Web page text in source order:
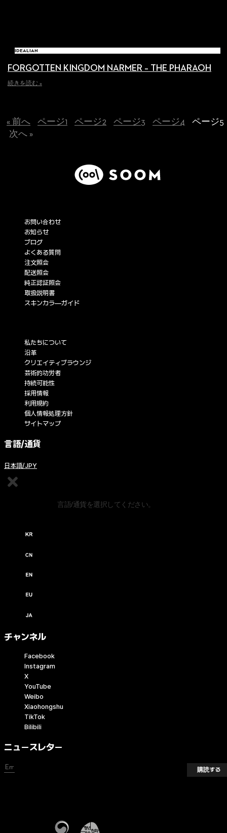
IDEALIAN
FORGOTTEN KINGDOM NARMER – THE PHARAOH
続きを読む »
« 前へ ページ1 ページ2 ページ3 ページ4 ページ5
次へ »
お問い合わせ
お知らせ
ブログ
よくある質問
注文照会
配送照会
純正認証照会
取扱説明書
スキンカラ―ガイド
私たちについて
沿革
クリエイティブラウンジ
芸術的功労者
持続可能性
採用情報
利用規約
個人情報処理方針
サイトマップ
言語/通貨
日本語/JPY
言語/通貨を選択してください。
チャンネル
Facebook
Instagram
X
YouTube
Weibo
Xiaohongshu
TikTok
Bilibili
ニュースレター
購読する